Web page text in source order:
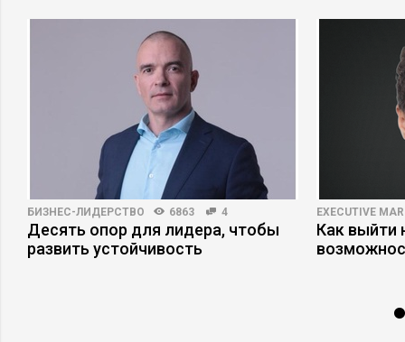
БИЗНЕС-ЛИДЕРСТВО 6863 4
Десять опор для лидера, чтобы
развить устойчивость
EXECUTIVE
Как выйти